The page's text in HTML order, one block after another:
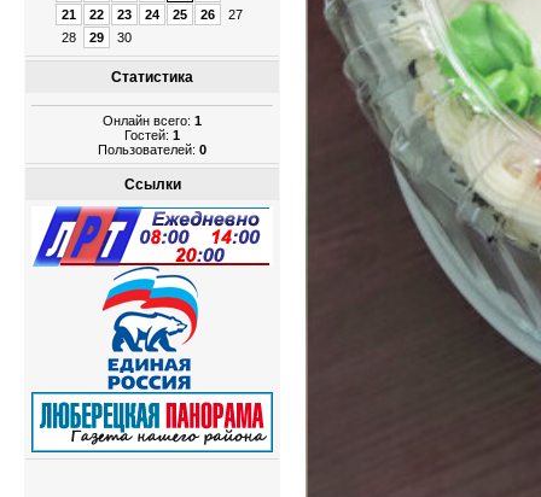
21
22 23 24 25 26
27
28
29 30
Статистика
Онлайн всего: 1
Гостей: 1
Пользователей: 0
Ссылки